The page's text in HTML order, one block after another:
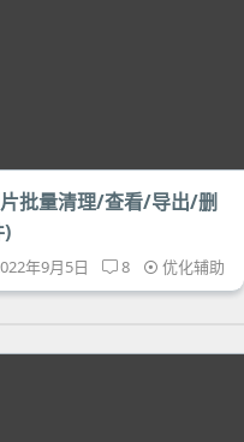
批量清理/查看/导出/删
)
年9月5日 8 优化辅助